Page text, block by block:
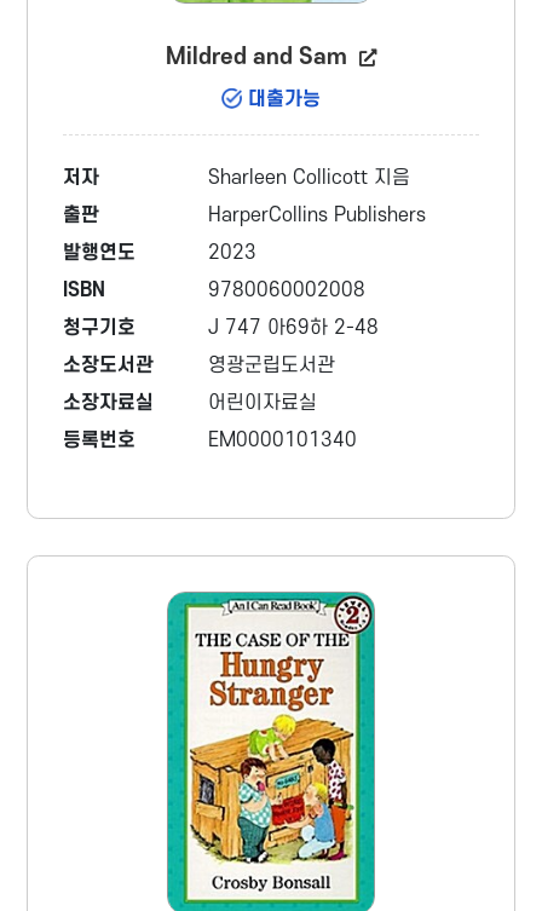
Mildred and Sam
대출가능
저자
Sharleen Collicott 지음
출판
HarperCollins Publishers
발행연도
2023
ISBN
9780060002008
청구기호
J 747 아69하 2-48
소장도서관
영광군립도서관
소장자료실
어린이자료실
등록번호
EM0000101340